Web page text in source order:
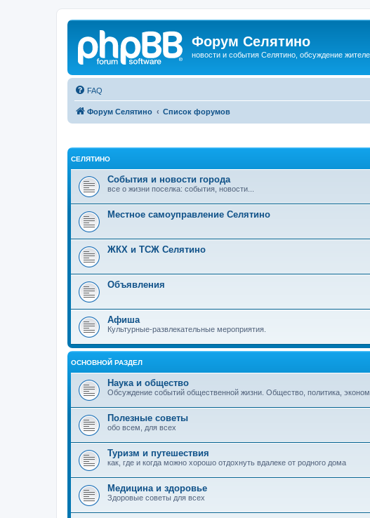
Форум Селятино
новости и события Селятино, обсуждение
FAQ
Форум Селятино Список форумов
СЕЛЯТИНО
События и новости города
все о жизни поселка: события, новости...
Местное самоуправление Селятино
ЖКХ и ТСЖ Селятино
Объявления
Афиша
Культурные-развлекательные мероприятия.
ОСНОВНОЙ РАЗДЕЛ
Наука и общество
Обсуждение событий общественной жизни. Общество, политика,
Полезные советы
обо всем, для всех
Туризм и путешествия
как, где и когда можно хорошо отдохнуть вдалеке от родного дома
Медицина и здоровье
Здоровые советы для всех